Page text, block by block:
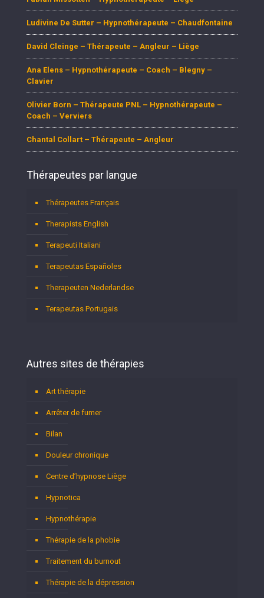
Ludivine De Sutter – Hypnothérapeute – Chaudfontaine
David Cleinge – Thérapeute – Angleur – Liège
Ana Elens – Hypnothérapeute – Coach – Blegny –
Clavier
Olivier Born – Thérapeute PNL – Hypnothérapeute –
Coach – Verviers
Chantal Collart – Thérapeute – Angleur
Thérapeutes par langue
Thérapeutes Français
Therapists English
Terapeuti Italiani
Terapeutas Españoles
Therapeuten Nederlandse
Terapeutas Portugais
Autres sites de thérapies
Art thérapie
Arrêter de fumer
Bilan
Douleur chronique
Centre d’hypnose Liège
Hypnotica
Hypnothérapie
Thérapie de la phobie
Traitement du burnout
Thérapie de la dépression